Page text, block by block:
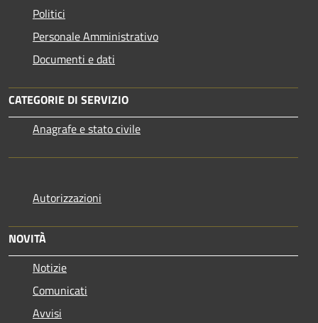
Politici
Personale Amministrativo
Documenti e dati
CATEGORIE DI SERVIZIO
Anagrafe e stato civile
Autorizzazioni
NOVITÀ
Notizie
Comunicati
Avvisi